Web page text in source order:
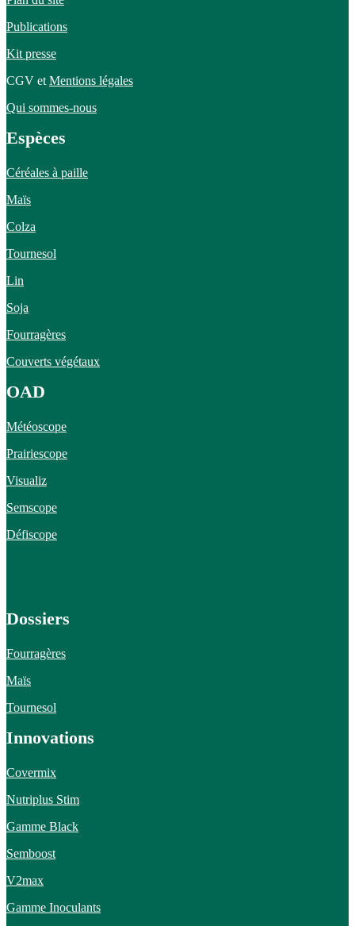
Publications
Kit presse
CGV et Mentions légales
Qui sommes-nous
Espèces
Céréales à paille
Maïs
Colza
Tournesol
Lin
Soja
Fourragères
Couverts végétaux
OAD
Météoscope
Prairiescope
Visualiz
Semscope
Défiscope
Dossiers
Fourragères
Maïs
Tournesol
Innovations
Covermix
Nutriplus Stim
Gamme Black
Semboost
V2max
Gamme Inoculants